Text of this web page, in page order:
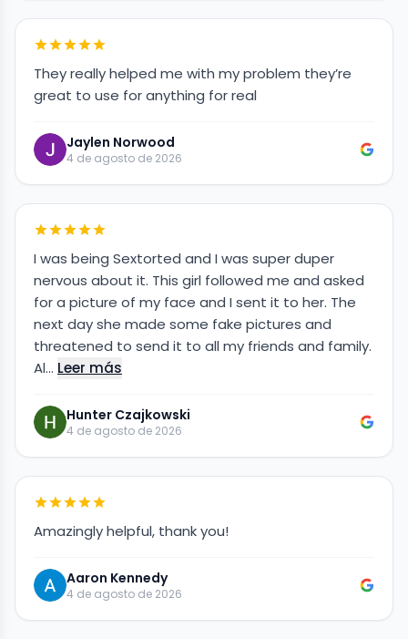
They really helped me with my problem they’re
great to use for anything for real
Jaylen Norwood
4 de agosto de 2026
I was being Sextorted and I was super duper
nervous about it. This girl followed me and asked
for a picture of my face and I sent it to her. The
next day she made some fake pictures and
threatened to send it to all my friends and family.
Al… Leer más
Hunter Czajkowski
4 de agosto de 2026
Amazingly helpful, thank you!
Aaron Kennedy
4 de agosto de 2026